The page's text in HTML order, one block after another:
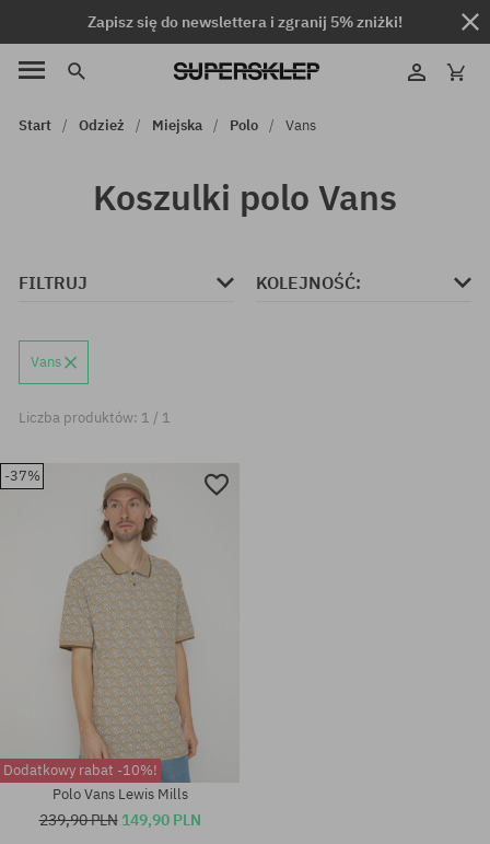
Zapisz się do newslettera i zgranij 5% zniżki!
Start Odzież Miejska Polo Vans
Koszulki polo Vans
FILTRUJ KOLEJNOŚĆ:
Vans
Liczba produktów: 1 / 1
-37%
Dodatkowy rabat -10%!
Polo Vans Lewis Mills
239,90 PLN 149,90 PLN